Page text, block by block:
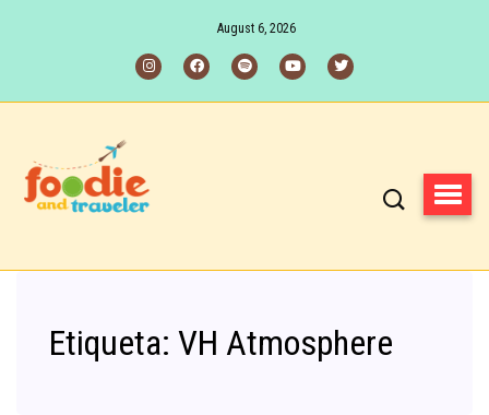
August 6, 2026
Etiqueta: VH Atmosphere